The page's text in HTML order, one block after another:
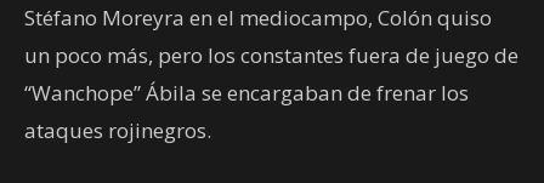
Stéfano Moreyra en el mediocampo, Colón quiso
un poco más, pero los constantes fuera de juego de
“Wanchope” Ábila se encargaban de frenar los
ataques rojinegros.